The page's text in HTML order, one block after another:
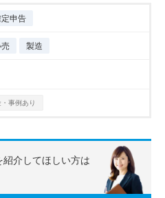
申告
製造
事例あり
紹介してほしい方は